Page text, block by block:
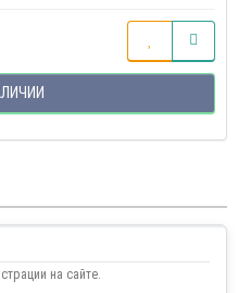
на сайте.